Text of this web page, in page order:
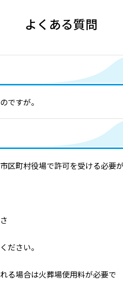
よくある質問
ですが。
区町村役場で許可を受ける必要が
ださい。
る場合は火葬場使用料が必要で